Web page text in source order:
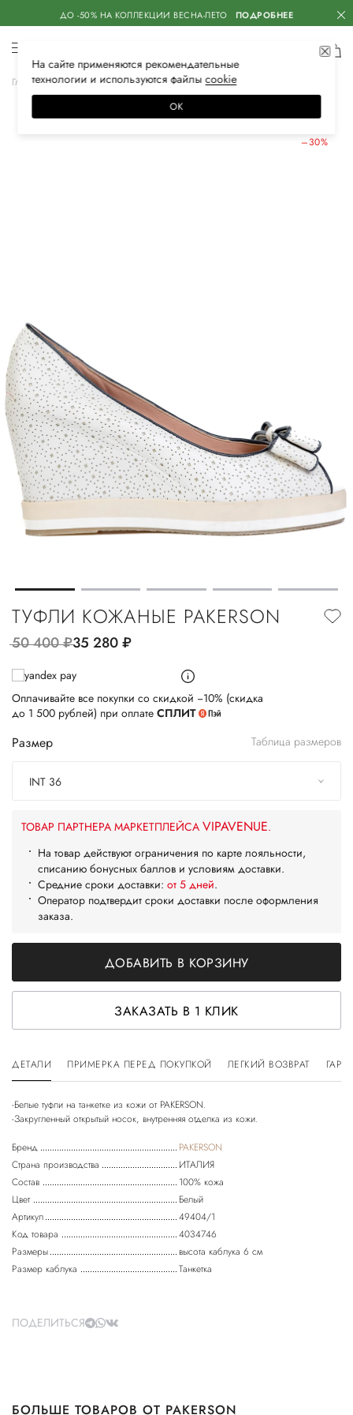
ДО -50% НА КОЛЛЕКЦИИ ВЕСНА-ЛЕТО ПОДРОБНЕЕ
Главная Женская Обувь Туфли
–30%
ТУФЛИ КОЖАНЫЕ PAKERSON
50 400руб.35 280руб.
Оплачивайте все покупки со скидкой −10% (скидка
до 1 500 рублей) при оплате СПЛИТ
Размер Таблица размеров
INT 36
ТОВАР ПАРТНЕРА МАРКЕТПЛЕЙСА VIPAVENUE.
На товар действуют ограничения по карте лояльности,
списанию бонусных баллов и условиям доставки.
Средние сроки доставки: от 5 дней.
Оператор подтвердит сроки доставки после оформления
заказа.
ДОБАВИТЬ В КОРЗИНУ
ЗАКАЗАТЬ В 1 КЛИК
ДЕТАЛИ ПРИМЕРКА ПЕРЕД ПОКУПКОЙ ЛЕГКИЙ ВОЗВРАТ
-Белые туфли на танкетке из кожи от PAKERSON.
Бренд
PAKERSON
Страна производства
ИТАЛИЯ
Состав
100% кожа
Цвет
Белый
Артикул
49404/1
Код товара
4034746
Размеры
высота каблука 6 см
Размер каблука
Танкетка
ПОДЕЛИТЬСЯ
БОЛЬШЕ ТОВАРОВ ОТ PAKERSON
На сайте применяются рекомендательные
технологии и используются файлысооkiе
ОК